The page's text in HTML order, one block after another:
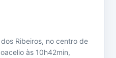
Ribeiros, no centro de
às 10h42min,